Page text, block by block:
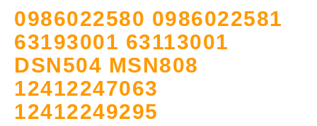
0986022580 0986022581
63193001 63113001
DSN504 MSN808
12412247063
12412249295